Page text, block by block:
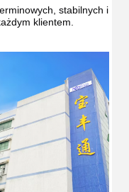
stabilnych i
klientem.